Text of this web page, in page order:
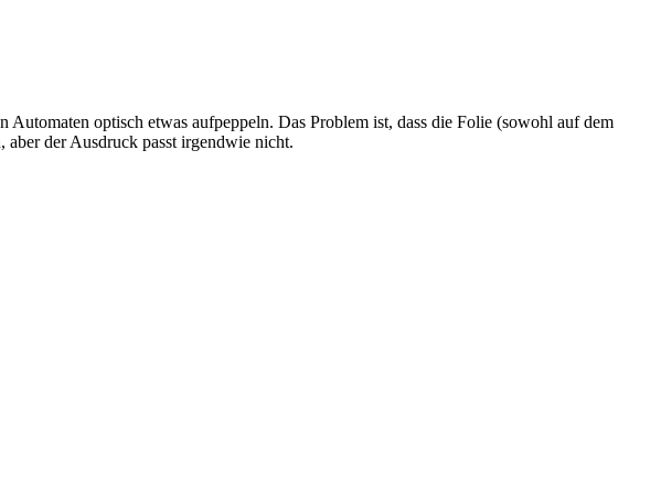
optisch etwas aufpeppeln. Das Problem ist, dass die Folie (sowohl auf dem
der Ausdruck passt irgendwie nicht.